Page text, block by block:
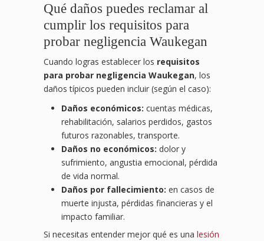
Qué daños puedes reclamar al
cumplir los requisitos para
probar negligencia Waukegan
Cuando logras establecer los requisitos
para probar negligencia Waukegan, los
daños típicos pueden incluir (según el caso):
Daños económicos: cuentas médicas,
rehabilitación, salarios perdidos, gastos
futuros razonables, transporte.
Daños no económicos: dolor y
sufrimiento, angustia emocional, pérdida
de vida normal.
Daños por fallecimiento: en casos de
muerte injusta, pérdidas financieras y el
impacto familiar.
Si necesitas entender mejor qué es una lesión